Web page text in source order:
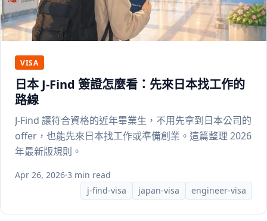
VISA
日本 J-Find 簽證怎麼看：先來日本找工作的
路線
J-Find 讓符合資格的近年畢業生，不用先拿到日本公司的
offer，也能先來日本找工作或準備創業。這篇整理 2026
年最新版規則。
Apr 26, 2026·3 min read
j-find-visa
japan-visa engineer-visa